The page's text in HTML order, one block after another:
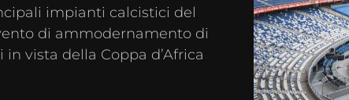
impianti calcistici del
di ammodernamento di
vista della Coppa d’Africa